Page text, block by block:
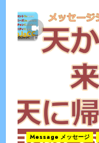
Message メッセージ